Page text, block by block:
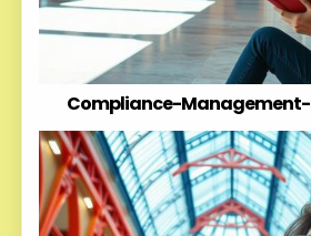
Compliance-Management-